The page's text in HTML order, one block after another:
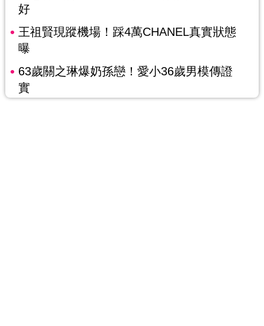
好
王祖賢現蹤機場！踩4萬CHANEL真實狀態
曝
63歲關之琳爆奶孫戀！愛小36歲男模傳證
實